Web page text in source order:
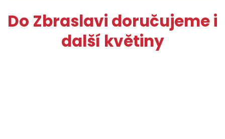
Do Zbraslavi doručujeme i
další květiny